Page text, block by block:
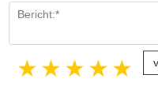
4
3
2 stars
1 star